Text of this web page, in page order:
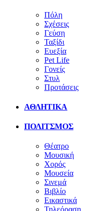
Πόλη
Σχέσεις
Γεύση
Ταξίδι
Ευεξία
Pet Life
Γονείς
Στυλ
Προτάσεις
ΑΘΛΗΤΙΚΑ
ΠΟΛΙΤΣΜΟΣ
Θέατρο
Μουσική
Χορός
Μουσεία
Σινεμά
Βιβλίο
Εικαστικά